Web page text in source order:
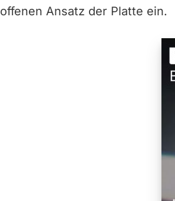
offenen Ansatz der Platte ein.